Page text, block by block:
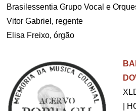
Brasilessentia Grupo Vocal e
Vitor Gabriel, regente
Elisa Freixo, órgão
|